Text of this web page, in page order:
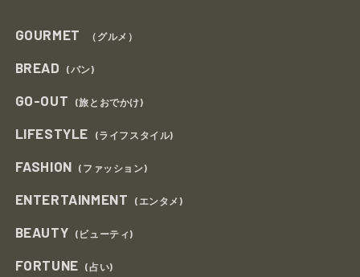
GOURMET （グルメ）
BREAD (パン)
GO-OUT (旅とおでかけ)
LIFESTYLE (ライフスタイル)
FASHION (ファッション)
ENTERTAINMENT (エンタメ)
BEAUTY (ビューティ)
FORTUNE (占い)